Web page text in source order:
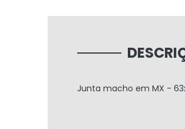
Junta macho em MX -